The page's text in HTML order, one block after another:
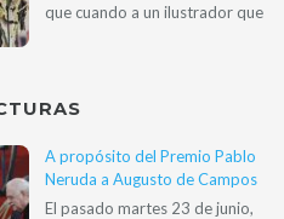
que cuando a un ilustrador que
A propósito del Premio Pablo
Neruda a Augusto de Campos
El pasado martes 23 de junio,